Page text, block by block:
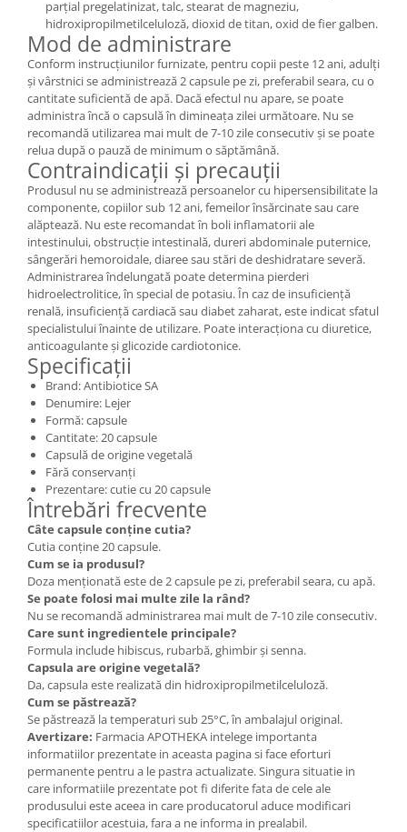
parțial pregelatinizat, talc, stearat de magneziu,
hidroxipropilmetilceluloză, dioxid de titan, oxid de fier galben.
Mod de administrare
Conform instrucțiunilor furnizate, pentru copii peste 12 ani, adulți
și vârstnici se administrează 2 capsule pe zi, preferabil seara, cu o
cantitate suficientă de apă. Dacă efectul nu apare, se poate
administra încă o capsulă în dimineața zilei următoare. Nu se
recomandă utilizarea mai mult de 7-10 zile consecutiv și se poate
relua după o pauză de minimum o săptămână.
Contraindicații și precauții
Produsul nu se administrează persoanelor cu hipersensibilitate la
componente, copiilor sub 12 ani, femeilor însărcinate sau care
alăptează. Nu este recomandat în boli inflamatorii ale
intestinului, obstrucție intestinală, dureri abdominale puternice,
sângerări hemoroidale, diaree sau stări de deshidratare severă.
Administrarea îndelungată poate determina pierderi
hidroelectrolitice, în special de potasiu. În caz de insuficiență
renală, insuficiență cardiacă sau diabet zaharat, este indicat sfatul
specialistului înainte de utilizare. Poate interacționa cu diuretice,
anticoagulante și glicozide cardiotonice.
Specificații
Brand: Antibiotice SA
Denumire: Lejer
Formă: capsule
Cantitate: 20 capsule
Capsulă de origine vegetală
Fără conservanți
Prezentare: cutie cu 20 capsule
Întrebări frecvente
Câte capsule conține cutia?
Cutia conține 20 capsule.
Cum se ia produsul?
Doza menționată este de 2 capsule pe zi, preferabil seara, cu apă.
Se poate folosi mai multe zile la rând?
Nu se recomandă administrarea mai mult de 7-10 zile consecutiv.
Care sunt ingredientele principale?
Formula include hibiscus, rubarbă, ghimbir și senna.
Capsula are origine vegetală?
Da, capsula este realizată din hidroxipropilmetilceluloză.
Cum se păstrează?
Se păstrează la temperaturi sub 25°C, în ambalajul original.
Avertizare: Farmacia APOTHEKA intelege importanta
informatiilor prezentate in aceasta pagina si face eforturi
permanente pentru a le pastra actualizate. Singura situatie in
care informatiile prezentate pot fi diferite fata de cele ale
produsului este aceea in care producatorul aduce modificari
specificatiilor acestuia, fara a ne informa in prealabil.